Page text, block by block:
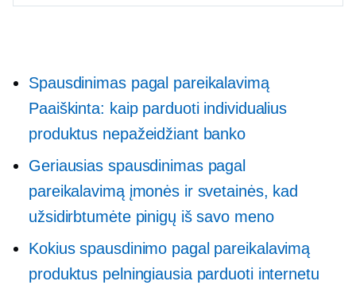
Spausdinimas pagal pareikalavimą
Paaiškinta: kaip parduoti individualius
produktus nepažeidžiant banko
Geriausias spausdinimas pagal
pareikalavimą įmonės ir svetainės, kad
užsidirbtumėte pinigų iš savo meno
Kokius spausdinimo pagal pareikalavimą
produktus pelningiausia parduoti internetu